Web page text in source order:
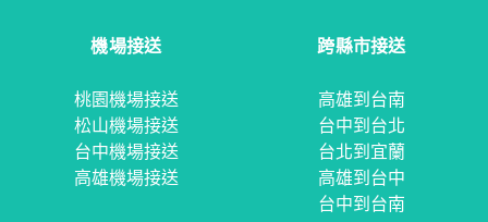
機場接送
桃園機場接送
松山機場接送
台中機場接送
高雄機場接送
跨縣市接送
高雄到台南
台中到台北
台北到宜蘭
高雄到台中
台中到台南